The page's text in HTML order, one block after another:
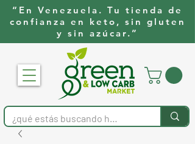
“En Venezuela. Tu tienda de
confianza en keto, sin gluten
y sin azúcar.”